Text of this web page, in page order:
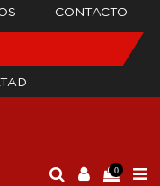
CONTACTO
0